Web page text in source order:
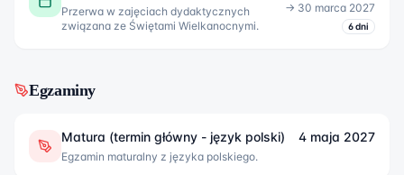
Przerwa w zajęciach dydaktycznych
związana ze Świętami Wielkanocnymi.
→ 30 marca 2027
6dni
Egzaminy
Matura (termin główny - język polski)
Egzamin maturalny z języka polskiego.
4 maja 2027